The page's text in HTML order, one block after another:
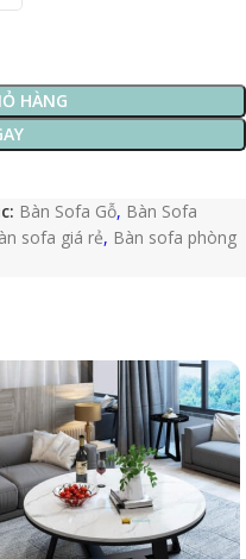
HÀNG
Bàn Sofa Gỗ, Bàn Sofa
sofa giá rẻ, Bàn sofa phòng